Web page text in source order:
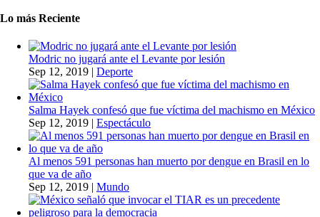
Lo más Reciente
Modric no jugará ante el Levante por lesión
Sep 12, 2019 | Deporte
Salma Hayek confesó que fue víctima del machismo en México
Sep 12, 2019 | Espectáculo
Al menos 591 personas han muerto por dengue en Brasil en lo
que va de año
Sep 12, 2019 | Mundo